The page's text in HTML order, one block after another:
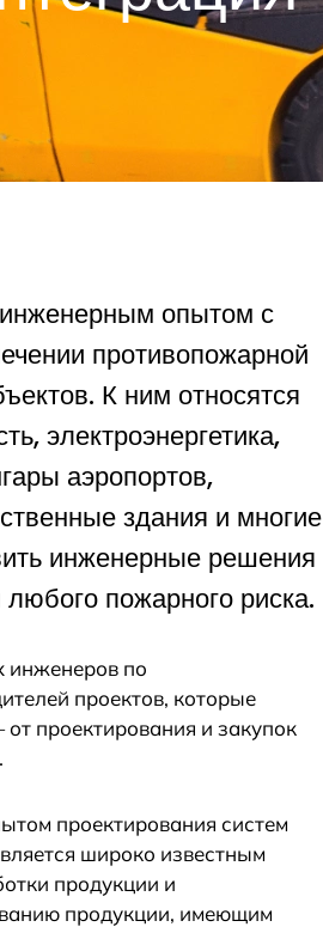
опытом с
противопожарной
К ним относятся
электроэнергетика,
аэропортов,
здания и многие
инженерные решения
пожарного риска.
инженеров по
проектов, которые
проектирования и закупок
проектирования систем
широко известным
продукции и
продукции, имеющим